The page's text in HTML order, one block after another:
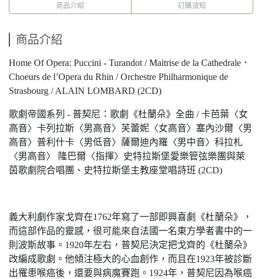
商品介紹 訂購須知
商品介紹
Home Of Opera: Puccini - Turandot / Maitrise de la Cathedrale．
Choeurs de l’Opera du Rhin / Orchestre Philharmonique de
Strasbourg / ALAIN LOMBARD (2CD)
歌劇帝國系列 - 普契尼：歌劇《杜蘭朵》全曲 / 卡芭葉〈女
高音〉卡列拉斯〈男高音〉芙蕾妮〈女高音〉塞內沙爾〈男
高音〉普利什卡〈男低音〉薩爾迪內羅〈男中音〉科拉札
〈男高音〉 隆巴爾〈指揮〉史特拉斯堡愛樂管弦樂團與萊
茵歌劇院合唱團、史特拉斯堡主教座堂唱詩班 (2CD)
義大利劇作家戈齊在1762年寫了一部即興喜劇《杜蘭朵》，
而這部作品的靈感，很可能來自法國一名東方學者書中的一
則波斯故事。1920年左右，普契尼決定把戈齊的《杜蘭朵》
改編成歌劇。他傾注極大的心血創作，而且在1923年被診斷
出罹患喉癌後，還要與病魔賽跑。1924年，普契尼因為喉癌